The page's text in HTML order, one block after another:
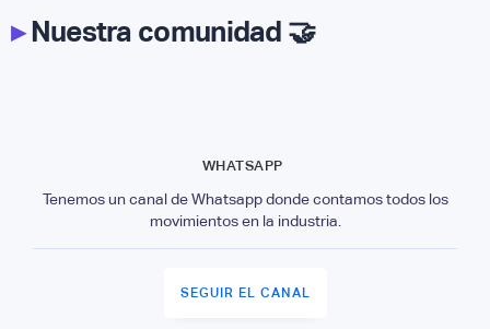
▸Nuestra comunidad 🤝
WHATSAPP
Tenemos un canal de Whatsapp donde contamos todos los
movimientos en la industria.
SEGUIR EL CANAL